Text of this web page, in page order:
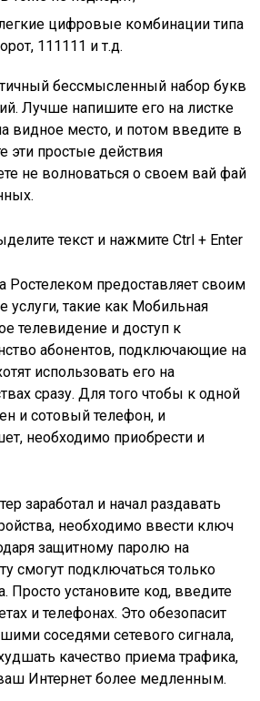
цифровые комбинации типа
111111 и т.д.
бессмысленный набор букв
Лучше напишите его на листке
видное место, и потом введите в
эти простые действия
не волноваться о своем вай фай
текст и нажмите Ctrl + Enter
Ростелеком предоставляет своим
услуги, такие как Мобильная
телевидение и доступ к
абонентов, подключающие на
использовать его на
сразу. Для того чтобы к одной
и сотовый телефон, и
необходимо приобрести и
заработал и начал раздавать
необходимо ввести ключ
защитному паролю на
смогут подключаться только
Просто установите код, введите
и телефонах. Это обезопасит
соседями сетевого сигнала,
качество приема трафика,
Интернет более медленным.